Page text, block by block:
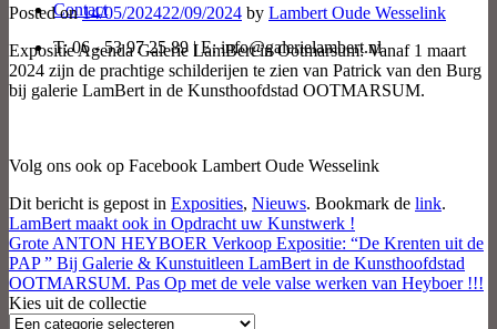
Contact
T: 06 - 53 97 25 89 | E: info@galerielambert.nl
Posted on14/05/202422/09/2024 by Lambert Oude Wesselink
Expositie Agenda Galerie LamBert in Ootmarsum: Vanaf 1 maart
2024 zijn de prachtige schilderijen te zien van Patrick van den Burg
bij galerie LamBert in de Kunsthoofdstad OOTMARSUM.
Volg ons ook op Facebook Lambert Oude Wesselink
Dit bericht is gepost in Exposities, Nieuws. Bookmark de link.
LamBert maakt ook in Opdracht uw Kunstwerk !
Grote ANTON HEYBOER Verkoop Expositie: “De Krenten uit de
PAP ” Bij Galerie & Kunstuitleen LamBert in de Kunsthoofdstad
OOTMARSUM. Pas Op met de vele valse werken van Heyboer !!!
Kies uit de collectie